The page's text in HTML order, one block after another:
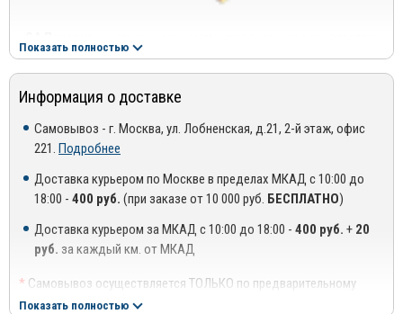
специальные упорные силиконовые демпферы между
дефлектором и капотом высотой 13 мм;
фирменные комплектующие;
удобство и функциональность в эксплуатации;
стильный оригинальный аксессуар.
обладающее новейшими технологиями и оборудованием,
собственным конструкторским бюро, отлаженной системой
логистики, квалифицированными специалистами высокого
Под брендом «CA plastic» выпускаются:
— дефлекторы капота
— ветровики люка
— защита фар.
На сегодняшний день мы предлагаем самый широкий
Показать полностью
Информация о доставке
Самовывоз - г. Москва, ул. Лобненская, д.21, 2-й этаж, офис
221. Подробнее
Доставка курьером по Москве в пределах МКАД с 10:00 до
18:00 - 400 руб. (при заказе от 10 000 руб. БЕСПЛАТНО)
Доставка курьером за МКАД с 10:00 до 18:00 - 400 руб. + 20
руб. за каждый км. от МКАД
* Самовывоз осуществляется ТОЛЬКО по предварительному
согласованию с менеджером!
Показать полностью